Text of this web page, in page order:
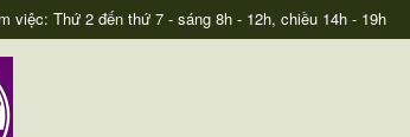
việc: Thứ 2 đến thứ 7 - sáng 8h - 12h, chiều 14h - 19h